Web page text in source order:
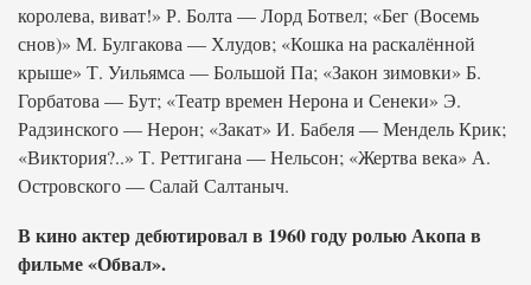
королева, виват!» Р. Болта — Лорд Ботвел; «Бег (Восемь
снов)» М. Булгакова — Хлудов; «Кошка на раскалённой
крыше» Т. Уильямса — Большой Па; «Закон зимовки» Б.
Горбатова — Бут; «Театр времен Нерона и Сенеки» Э.
Радзинского — Нерон; «Закат» И. Бабеля — Мендель Крик;
«Виктория?..» Т. Реттигана — Нельсон; «Жертва века» А.
Островского — Салай Салтаныч.
В кино актер дебютировал в 1960 году ролью Акопа в
фильме «Обвал».